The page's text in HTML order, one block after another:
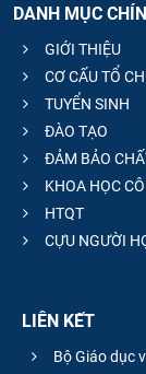
DANH MỤC
GIỚI THIỆU
CƠ CẤU TỔ
TUYỂN SINH
ĐÀO TẠO
ĐẢM BẢO
KHOA HỌC
HTQT
CỰU NGƯỜI
LIÊN KẾT
Bộ Giáo dục